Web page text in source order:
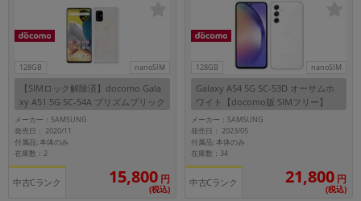
128GB nanoSIM
【SIMロック解除済】docomo Gala
xy A51 5G SC-54A プリズムブリック
スホワイト
メーカー：SAMSUNG
発売日： 2020/11
付属品: 本体のみ
在庫数：2
中古Cランク 15,800 円
(税込)
128GB nanoSIM
Galaxy A54 5G SC-53D オーサムホ
ワイト【docomo版 SIMフリー】
メーカー：SAMSUNG
発売日： 2023/05
付属品: 本体のみ
在庫数：34
中古Cランク 21,800 円
(税込)